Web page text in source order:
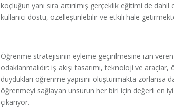
koçluğun yanı sıra artırılmış gerçeklik eğitimi de
kullanıcı dostu, özelleştirilebilir ve etkili hale
Öğrenme stratejisinin eyleme geçirilmesine izin
odaklanmalıdır: iş akışı tasarımı, teknoloji ve
duydukları öğrenme yapısını oluşturmakta zorlansa
öğrenmeyi sağlayan unsurun her biri için değerli en
çıkarıyor.